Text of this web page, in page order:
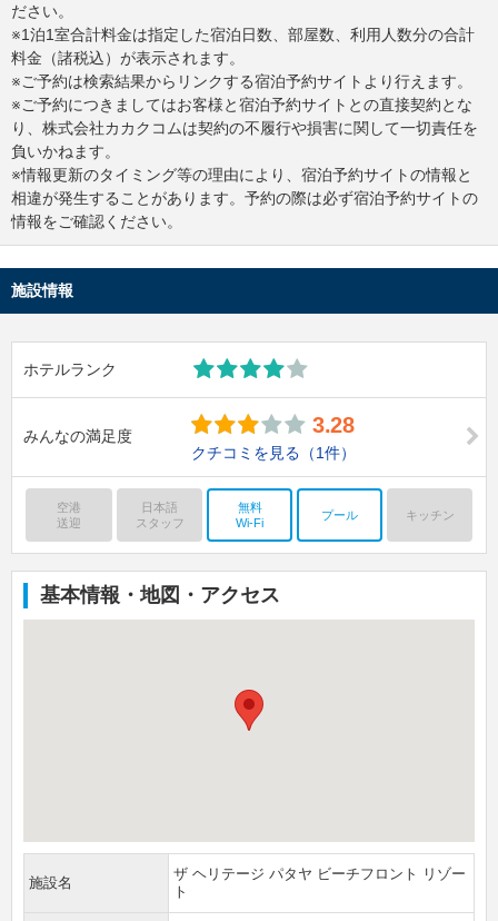
ださい。
※1泊1室合計料金は指定した宿泊日数、部屋数、利用人数分の合計
料金（諸税込）が表示されます。
※ご予約は検索結果からリンクする宿泊予約サイトより行えます。
※ご予約につきましてはお客様と宿泊予約サイトとの直接契約とな
り、株式会社カカクコムは契約の不履行や損害に関して一切責任を
負いかねます。
※情報更新のタイミング等の理由により、宿泊予約サイトの情報と
相違が発生することがあります。予約の際は必ず宿泊予約サイトの
情報をご確認ください。
施設情報
ホテルランク
みんなの満足度 3.28
クチコミを見る （1件）
空港
送迎
日本語
スタッフ
無料
Wi-Fi
プール キッチン
基本情報・地図・アクセス
施設名
ザ ヘリテージ パタヤ ビーチフロント リゾー
ト